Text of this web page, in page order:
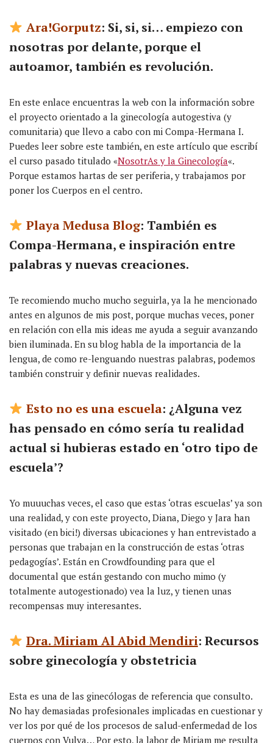
Ara!Gorputz: Si, si, si… empiezo con
nosotras por delante, porque el
autoamor, también es revolución.
En este enlace encuentras la web con la información sobre
el proyecto orientado a la ginecología autogestiva (y
comunitaria) que llevo a cabo con mi Compa-Hermana I.
Puedes leer sobre este también, en este artículo que escribí
el curso pasado titulado «NosotrAs y la Ginecología«.
Porque estamos hartas de ser periferia, y trabajamos por
poner los Cuerpos en el centro.
Playa Medusa Blog: También es
Compa-Hermana, e inspiración entre
palabras y nuevas creaciones.
Te recomiendo mucho mucho seguirla, ya la he mencionado
antes en algunos de mis post, porque muchas veces, poner
en relación con ella mis ideas me ayuda a seguir avanzando
bien iluminada. En su blog habla de la importancia de la
lengua, de como re-lenguando nuestras palabras, podemos
también construir y definir nuevas realidades.
Esto no es una escuela: ¿Alguna vez
has pensado en cómo sería tu realidad
actual si hubieras estado en ‘otro tipo de
escuela’?
Yo muuuchas veces, el caso que estas ‘otras escuelas’ ya son
una realidad, y con este proyecto, Diana, Diego y Jara han
visitado (en bici!) diversas ubicaciones y han entrevistado a
personas que trabajan en la construcción de estas ‘otras
pedagogías’. Están en Crowdfounding para que el
documental que están gestando con mucho mimo (y
totalmente autogestionado) vea la luz, y tienen unas
recompensas muy interesantes.
Dra. Miriam Al Abid Mendiri: Recursos
sobre ginecología y obstetricia
Esta es una de las ginecólogas de referencia que consulto.
No hay demasiadas profesionales implicadas en cuestionar y
ver los por qué de los procesos de salud-enfermedad de los
cuerpos con Vulva… Por esto, la labor de Miriam me resulta